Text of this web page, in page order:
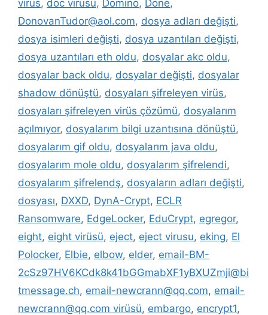
virüs, doc virüsü, Domino, Done,
DonovanTudor@aol.com, dosya adları değişti,
dosya isimleri değişti, dosya uzantıları değişti,
dosya uzantıları eth oldu, dosyalar akc oldu,
dosyalar back oldu, dosyalar değişti, dosyalar
shadow dönüştü, dosyaları şifreleyen virüs,
dosyaları şifreleyen virüs çözümü, dosyalarım
açılmıyor, dosyalarım bilgi uzantısına dönüştü,
dosyalarım gif oldu, dosyalarım java oldu,
dosyalarım mole oldu, dosyalarım şifrelendi,
dosyalarım şifrelendş, dosyaların adları değişti,
dosyası, DXXD, DynA-Crypt, ECLR
Ransomware, EdgeLocker, EduCrypt, egregor,
eight, eight virüsü, eject, eject virusu, eking, El
Polocker, Elbie, elbow, elder, email-BM-
2cSz97HV6KCdk8k41bGGmabXF1yBXUZmji@bi
tmessage.ch, email-newcrann@qq.com, email-
newcrann@qq.com virüsü, embargo, encrypt1,